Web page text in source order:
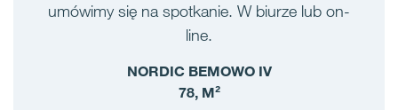
umówimy się na spotkanie. W biurze lub on-
line.
NORDIC BEMOWO IV
78, M²